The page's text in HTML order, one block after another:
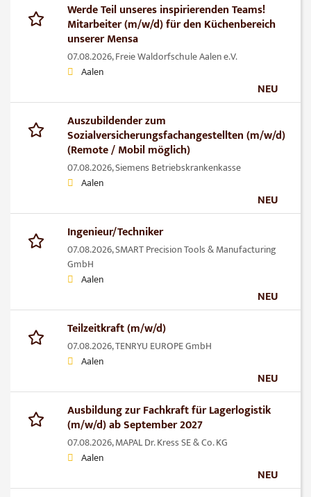
Werde Teil unseres inspirierenden Teams!
Mitarbeiter (m/w/d) für den Küchenbereich
unserer Mensa
07.08.2026,Freie Waldorfschule Aalen e.V.
Aalen
NEU
Auszubildender zum
Sozialversicherungsfachangestellten (m/w/d)
(Remote / Mobil möglich)
07.08.2026,Siemens Betriebskrankenkasse
Aalen
NEU
Ingenieur/Techniker
07.08.2026,SMART Precision Tools & Manufacturing
GmbH
Aalen
NEU
Teilzeitkraft (m/w/d)
07.08.2026,TENRYU EUROPE GmbH
Aalen
NEU
Ausbildung zur Fachkraft für Lagerlogistik
(m/w/d) ab September 2027
07.08.2026,MAPAL Dr. Kress SE & Co. KG
Aalen
NEU